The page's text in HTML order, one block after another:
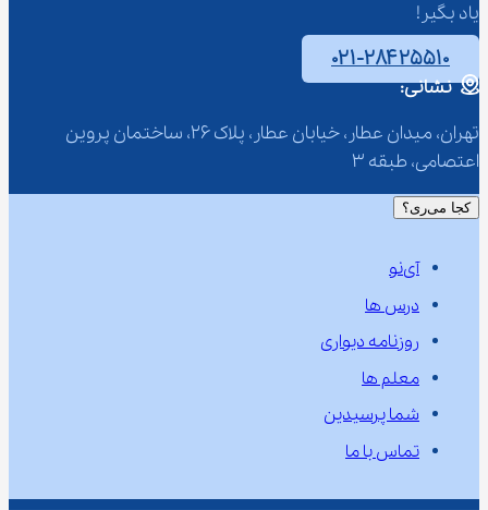
یاد بگیر!
۰۲۱-۲۸۴۲۵۵۱۰
نشانی:
تهران، میدان عطار، خیابان عطار، پلاک 26، ساختمان پروین
اعتصامی، طبقه 3
کجا می‌ری؟
آی‌نو
درس ها
روزنامه دیواری
معلم ها
شما پرسیدین
تماس با ما